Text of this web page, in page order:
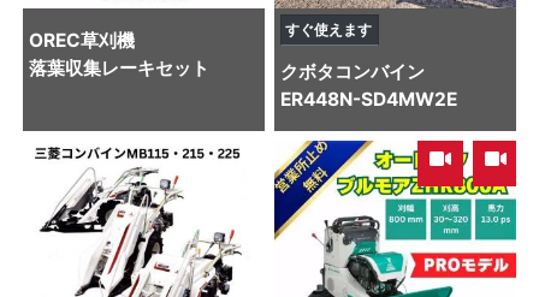
OREC草刈機
落葉収集レーキセット
すぐ使えます
クボタ コンバイン
ER448N-SD4MW2E
,